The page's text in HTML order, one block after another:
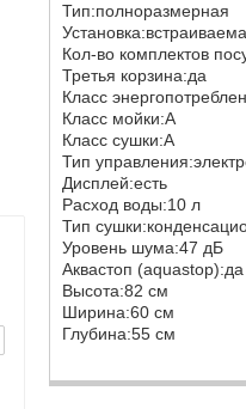
Тип:полноразмерная
Кол-во комплектов
Третья корзина:да
Класс
Класс мойки:A
Класс сушки:A
Тип
Дисплей:есть
Расход воды:10 л
Тип
Уровень шума:47 дБ
Аквастоп
Высота:82 см
Ширина:60 см
Глубина:55 см